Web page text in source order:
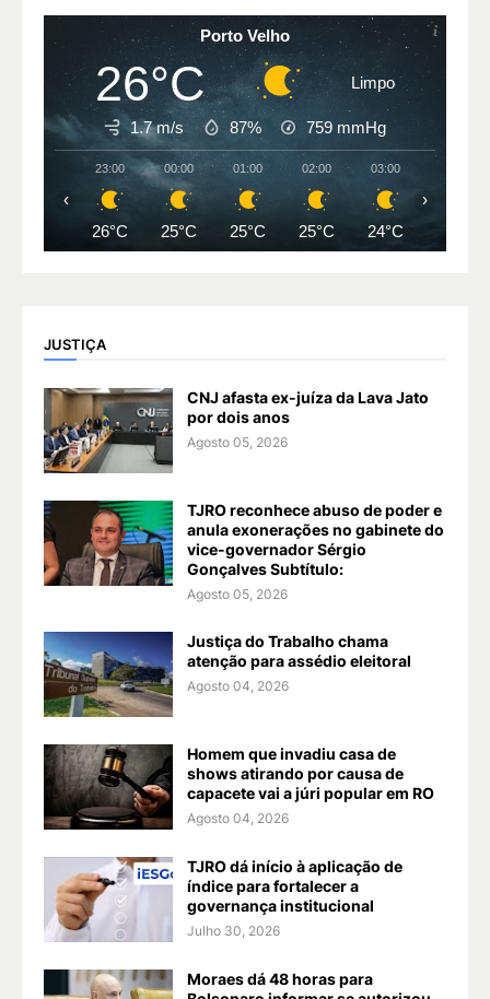
Porto Velho
26°C Limpo
1.7 m/s 87% 759 mmHg
23:00
26°C
00:00
25°C
01:00
25°C
02:00
25°C
03:00
24°C
‹ ›
JUSTIÇA
CNJ afasta ex-juíza da Lava Jato
por dois anos
Agosto 05, 2026
TJRO reconhece abuso de poder e
anula exonerações no gabinete do
vice-governador Sérgio
Gonçalves Subtítulo:
Agosto 05, 2026
Justiça do Trabalho chama
atenção para assédio eleitoral
Agosto 04, 2026
Homem que invadiu casa de
shows atirando por causa de
capacete vai a júri popular em RO
Agosto 04, 2026
TJRO dá início à aplicação de
índice para fortalecer a
governança institucional
Julho 30, 2026
Moraes dá 48 horas para